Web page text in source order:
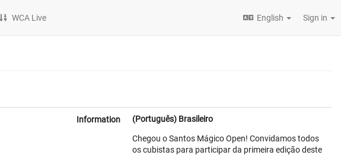
WCA Live English Sign in
Information (Português) Brasileiro
Chegou o Santos Mágico Open! Convidamos todos
os cubistas para participar da primeira edição deste